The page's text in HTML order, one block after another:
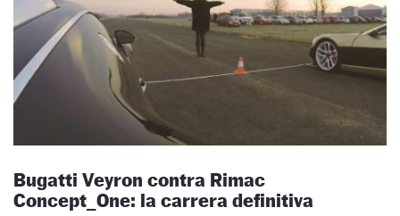
Bugatti Veyron contra Rimac
Concept_One: la carrera definitiva